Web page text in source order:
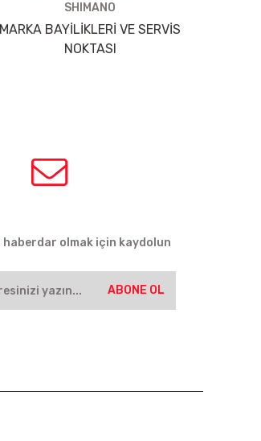
SHIMANO
MARKA BAYİLİKLERİ VE SERVİS
NOKTASI
haberdar olmak için kaydolun
ABONE OL